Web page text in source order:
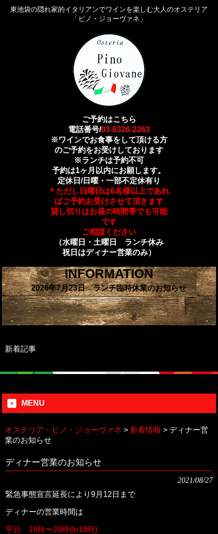
東池袋の隠れ家的イタリアンでワインを楽しむ大人のオステリア
「ピノ・ジョーヴァネ」
ご予約はこちら
電話番号/03-6326-2263
※ワインでお食事をして頂ける方
のご予約をお受けしております
※ランチは予約不可
予約は1ヶ月以内にお願します。
定休日/日曜・一部不定休有り
＊ただし日曜日は6名様以上であれ
ばご予約お受けさせて頂きます
貸し切りはお昼の時間帯でも可能
です
ご相談ください
（水曜日・土曜日 ランチ休み
祝日はディナー営業のみ）
INFORMATION
2026年7月23日 ランチ臨時休業のお知らせ
新着記事
MENU
オステリア・ピノ・ジョーヴァネ > 新着情報 > ディナー営
業のお知らせ
ディナー営業のお知らせ
2021/08/27
緊急事態宣言延長により9月12日まで
ディナーの営業時間は
平日 18時〜20時(lo19時)